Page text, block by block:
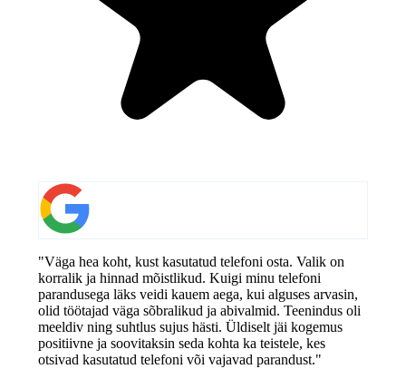
"Väga hea koht, kust kasutatud telefoni osta. Valik on
korralik ja hinnad mõistlikud. Kuigi minu telefoni
parandusega läks veidi kauem aega, kui alguses arvasin,
olid töötajad väga sõbralikud ja abivalmid. Teenindus oli
meeldiv ning suhtlus sujus hästi. Üldiselt jäi kogemus
positiivne ja soovitaksin seda kohta ka teistele, kes
otsivad kasutatud telefoni või vajavad parandust."